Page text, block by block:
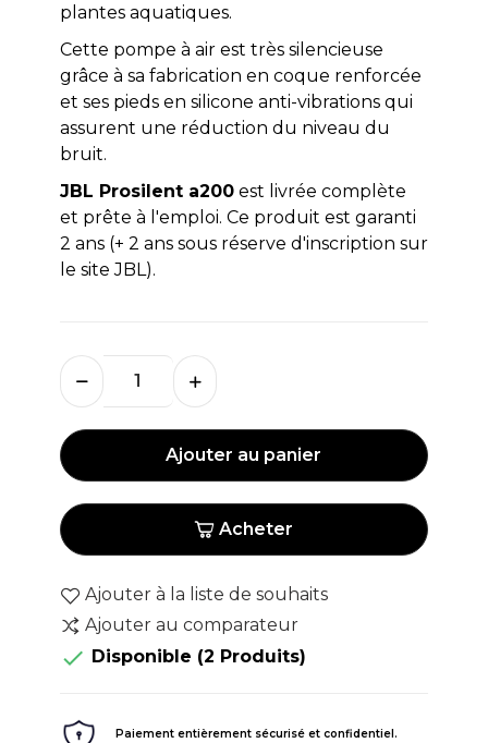
plantes aquatiques.
Cette pompe à air est très silencieuse
grâce à sa fabrication en coque renforcée
et ses pieds en silicone anti-vibrations qui
assurent une réduction du niveau du
bruit.
JBL Prosilent a200est livrée complète
et prête à l'emploi. Ce produit est garanti
2 ans (+ 2 ans sous réserve d'inscription sur
le site JBL).
Ajouter au panier
Acheter
Ajouter à la liste de souhaits
Ajouter au comparateur
 Disponible (2 Produits)
Paiement entièrement sécurisé et confidentiel.